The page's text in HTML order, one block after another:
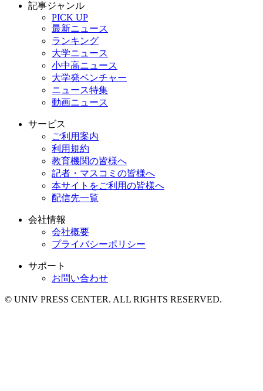
記事ジャンル
PICK UP
最新ニュース
ランキング
大学ニュース
小中高ニュース
大学発ベンチャー
ニュース特集
動画ニュース
サービス
ご利用案内
利用規約
教育機関の皆様へ
記者・マスコミの皆様へ
本サイトをご利用の皆様へ
配信先一覧
会社情報
会社概要
プライバシーポリシー
サポート
お問い合わせ
© UNIV PRESS CENTER. ALL RIGHTS RESERVED.